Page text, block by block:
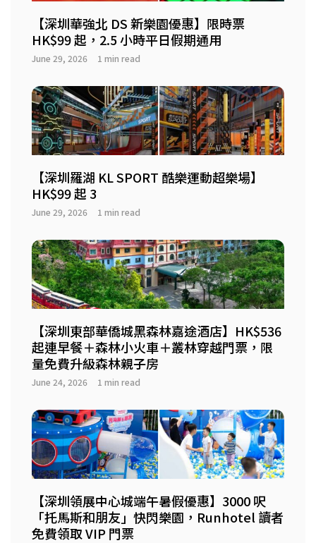
【深圳華強北 DS 新樂園優惠】限時票
HK$99 起，2.5 小時平日假期通用
June 29, 2026 1 min read
【深圳羅湖 KL SPORT 酷樂運動超樂場】
HK$99 起 3
June 29, 2026 1 min read
【深圳東部華僑城黑森林嘉途酒店】HK$536
起連早餐＋森林小火車＋叢林穿越門票，限
量免費升級森林親子房
June 24, 2026 1 min read
【深圳領展中心城端午暑假優惠】3000 呎
「托馬斯和朋友」快閃樂園，Runhotel 讀者
免費領取 VIP 門票